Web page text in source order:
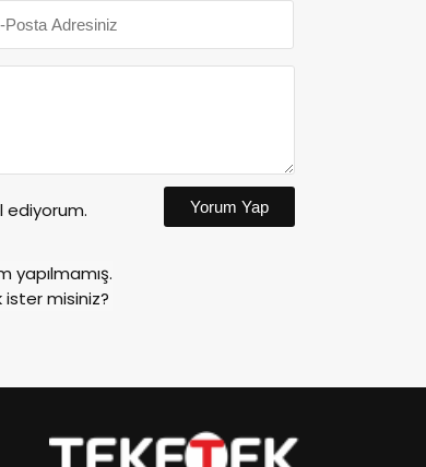
ediyorum. Yorum Yap
yapılmamış.
misiniz?